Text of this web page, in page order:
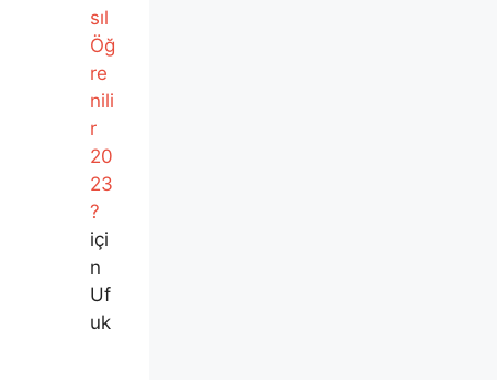
sıl
Öğ
re
nili
r
20
23
?
içi
n
Uf
uk